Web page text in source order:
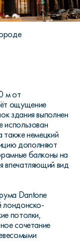
м от
ощущение
здания выполнен
использован
также немецкий
дополняют
балконы на
впечатляющий вид
Dantone
лондонско-
потолки,
сочетание